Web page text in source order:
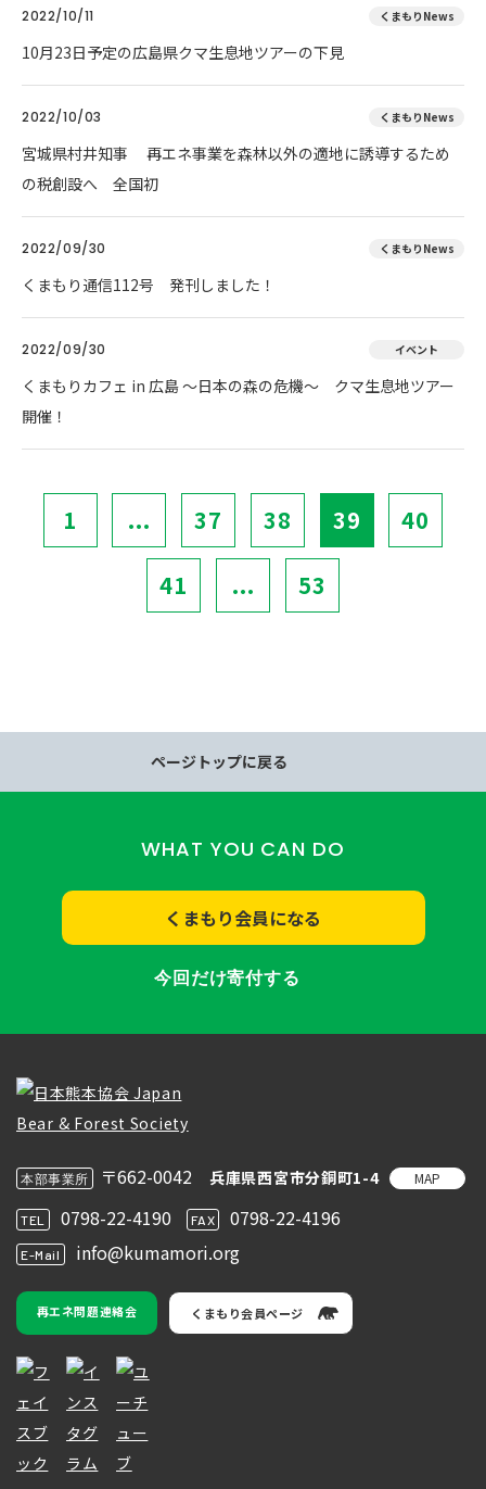
2022/10/11 くまもりNews
10月23日予定の広島県クマ生息地ツアーの下見
2022/10/03 くまもりNews
宮城県村井知事 再エネ事業を森林以外の適地に誘導するため
の税創設へ 全国初
2022/09/30 くまもりNews
くまもり通信112号 発刊しました！
2022/09/30 イベント
くまもりカフェ in 広島 ～日本の森の危機～ クマ生息地ツアー
開催！
1 ... 37 38 39 40
41 ... 53
ページトップに戻る
WHAT YOU CAN DO
くまもり会員になる
今回だけ寄付する
本部事業所 〒662-0042 兵庫県西宮市分銅町1-4 MAP
TEL 0798-22-4190 FAX 0798-22-4196
E-Mail info@kumamori.org
再エネ問題連絡会 くまもり会員ページ